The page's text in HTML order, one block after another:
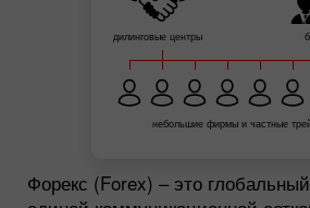
дилинговые центры
небольшие фирмы и частные
Форекс (Forex) – это